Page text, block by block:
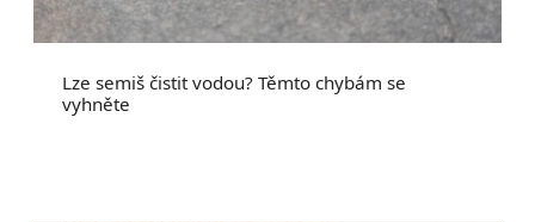
Lze semiš čistit vodou? Těmto chybám se
vyhněte